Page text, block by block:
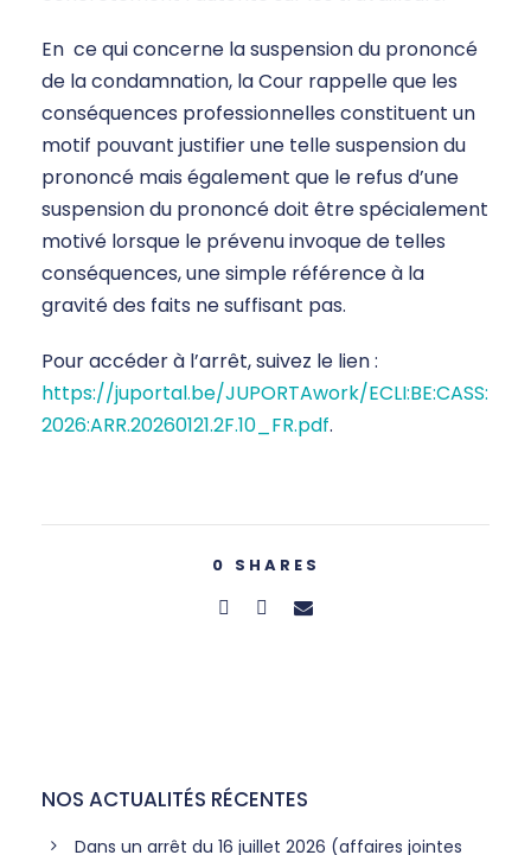
En ce qui concerne la suspension du prononcé
de la condamnation, la Cour rappelle que les
conséquences professionnelles constituent un
motif pouvant justifier une telle suspension du
prononcé mais également que le refus d’une
suspension du prononcé doit être spécialement
motivé lorsque le prévenu invoque de telles
conséquences, une simple référence à la
gravité des faits ne suffisant pas.
Pour accéder à l’arrêt, suivez le lien :
https://juportal.be/JUPORTAwork/ECLI:BE:CASS:
2026:ARR.20260121.2F.10_FR.pdf.
0 SHARES
NOS ACTUALITÉS RÉCENTES
Dans un arrêt du 16 juillet 2026 (affaires jointes